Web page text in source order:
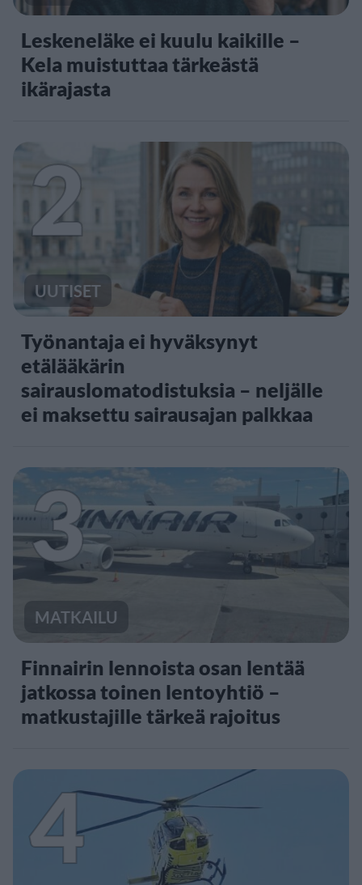
Leskeneläke ei kuulu kaikille –
Kela muistuttaa tärkeästä
ikärajasta
2
UUTISET
Työnantaja ei hyväksynyt
etälääkärin
sairauslomatodistuksia – neljälle
ei maksettu sairausajan palkkaa
3
MATKAILU
Finnairin lennoista osan lentää
jatkossa toinen lentoyhtiö –
matkustajille tärkeä rajoitus
4